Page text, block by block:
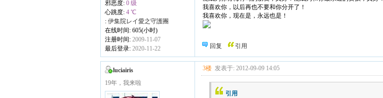
邪恶度: 0 级
心跳度: 4 ℃
: 伊集院レイ愛之守護團
在线时间: 605(小时)
注册时间: 2009-11-07
最后登录: 2020-11-22
我喜欢你，以后再也不要和你分开了！
我喜欢你，现在是，永远也是！
回复 引用
luciairis
19年，我来啦
3楼 发表于: 2012-09-09 14:05
引用